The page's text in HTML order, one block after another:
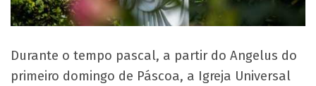
Durante o tempo pascal, a partir do Angelus do
primeiro domingo de Páscoa, a Igreja Universal